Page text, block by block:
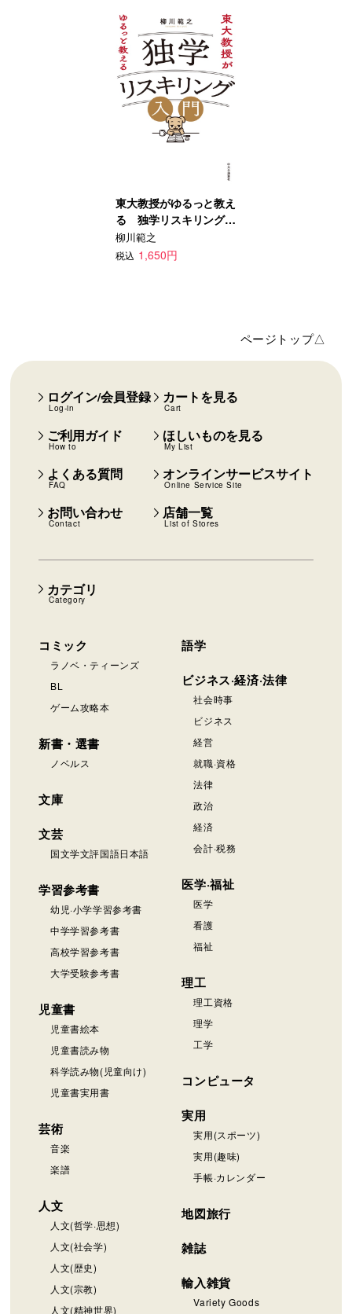
東大教授がゆるっと教え
る 独学リスキリング入
門
柳川範之
税込 1,650円
ページトップ△
カテゴリ
Category
コミック
ラノベ・ティーンズ
BL
ゲーム攻略本
新書・選書
ノベルス
文庫
文芸
国文学文評国語日本語
学習参考書
幼児·小学学習参考書
中学学習参考書
高校学習参考書
大学受験参考書
児童書
児童書絵本
児童書読み物
科学読み物(児童向け)
児童書実用書
芸術
音楽
楽譜
人文
人文(哲学·思想)
人文(社会学)
人文(歴史)
人文(宗教)
人文(精神世界)
語学
ビジネス·経済·法律
社会時事
ビジネス
経営
就職·資格
法律
政治
経済
会計·税務
医学·福祉
医学
看護
福祉
理工
理工資格
理学
工学
コンピュータ
実用
実用(スポーツ)
実用(趣味)
手帳·カレンダー
地図旅行
雑誌
輸入雑貨
Variety Goods
ログイン/会員登録
Log-in
カートを見る
Cart
ご利用ガイド
How to
ほしいものを見る
My List
よくある質問
FAQ
オンラインサービスサイト
Online Service Site
お問い合わせ
Contact
店舗一覧
List of Stores